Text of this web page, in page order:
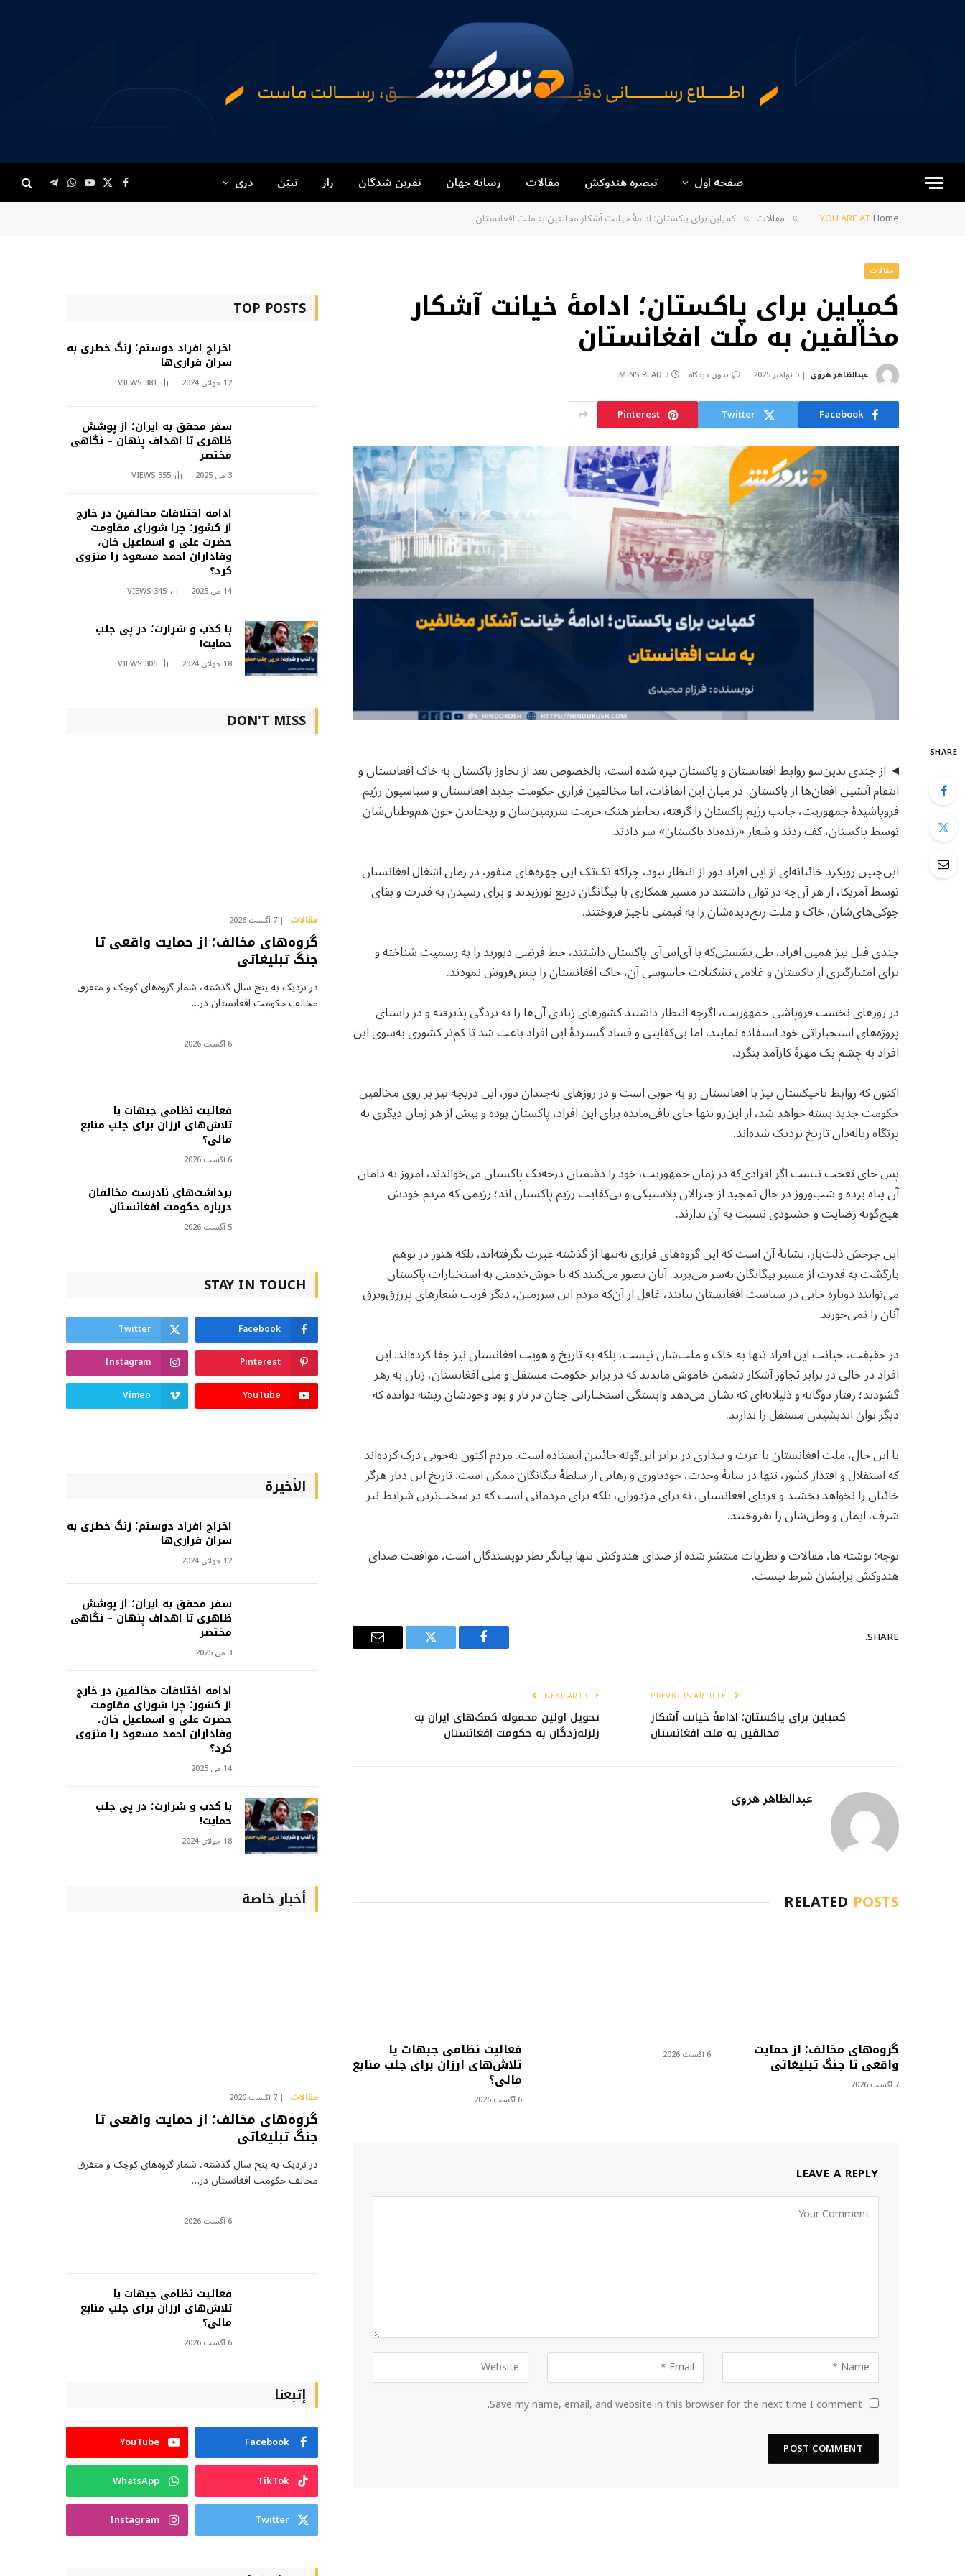
صفحه اول تبصره هندوکش مقالات رسانه جهان نفرین شدگان راز تبیّن دری Facebook
X
(Twitter)
YouTube
WhatsApp
Telegram
YOU ARE AT:Home
» مقالات » کمپاین برای پاکستان؛ ادامهٔ خیانت آشکار مخالفین به ملت افغانستان
مقالات
کمپاین برای پاکستان؛ ادامهٔ خیانت آشکار
مخالفین به ملت افغانستان
عبدالظاهر هروی 5 نوامبر 2025 بدون دیدگاه 3 MINS READ
Facebook
Twitter
Pinterest
SHARE
از چندی بدین‌سو روابط افغانستان و پاکستان تیره شده است، بالخصوص بعد از تجاوز پاکستان به خاک افغانستان و
انتقام آتشین افغان‌ها از پاکستان. در میان این اتفاقات، اما مخالفین فراری حکومت جدید افغانستان و سیاسیون رژیم
فروپاشیدهٔ جمهوریت، جانب رژیم پاکستان را گرفته، بخاطر هتک حرمت سرزمین‌شان و ریختاندن خون هم‌وطنان‌شان
توسط پاکستان، کف زدند و شعار «زنده‌باد پاکستان» سر دادند.
این‌چنین رویکرد خائنانه‌ای از این افراد دور از انتظار نبود، چراکه تک‌تک این چهره‌های منفور، در زمان اشغال افغانستان
توسط آمریکا، از هر آن‌چه در توان داشتند در مسیر همکاری با بیگانگان دریغ نورزیدند و برای رسیدن به قدرت و بقای
چوکی‌های‌شان، خاک و ملت رنج‌دیده‌شان را به قیمتی ناچیز فروختند.
چندی قبل نیز همین افراد، طی نشستی‌که با آی‌اس‌آی پاکستان داشتند، خط فرضی دیورند را به رسمیت شناخته و
برای امتیازگیری از پاکستان و غلامی تشکیلات جاسوسی آن، خاک افغانستان را پیش‌فروش نمودند.
در روزهای نخست فروپاشی جمهوریت، اگرچه انتظار داشتند کشورهای زیادی آن‌ها را به بردگی پذیرفته و در راستای
پروژه‌های استخباراتی خود استفاده نمایند، اما بی‌کفایتی و فساد گستردهٔ این افراد باعث شد تا کم‌تر کشوری به‌سوی این
افراد به چشم یک مهرهٔ کارآمد بنگرد.
اکنون که روابط تاجیکستان نیز با افغانستان رو به خوبی است و در روزهای نه‌چندان دور، این دریچه نیز بر روی مخالفین
حکومت جدید بسته خواهد شد، از این‌رو تنها جای باقی‌مانده برای این افراد، پاکستان بوده و بیش از هر زمان دیگری به
پرتگاه زباله‌دان تاریخ نزدیک شده‌اند.
پس جای تعجب نیست اگر افرادی‌که در زمان جمهوریت، خود را دشمنان درجه‌یک پاکستان می‌خواندند، امروز به دامان
آن پناه برده و شب‌وروز در حال تمجید از جنرالان پلاستیکی و بی‌کفایت رژیم پاکستان اند؛ رژیمی که مردم خودش
هیچ‌گونه رضایت و خشنودی نسبت به آن ندارند.
این چرخش ذلت‌بار، نشانهٔ آن است که این گروه‌های فراری نه‌تنها از گذشته عبرت نگرفته‌اند، بلکه هنوز در توهم
بازگشت به قدرت از مسیر بیگانگان به‌سر می‌برند. آنان تصور می‌کنند که با خوش‌خدمتی به استخبارات پاکستان
می‌توانند دوباره جایی در سیاست افغانستان بیابند، غافل از آن‌که مردم این سرزمین، دیگر فریب شعارهای پرزرق‌وبرق
آنان را نمی‌خورند.
در حقیقت، خیانت این افراد تنها به خاک و ملت‌شان نیست، بلکه به تاریخ و هویت افغانستان نیز جفا کرده‌اند. این
افراد در حالی در برابر تجاوز آشکار دشمن خاموش ماندند که در برابر حکومت مستقل و ملی افغانستان، زبان به زهر
گشودند؛ رفتار دوگانه و ذلیلانه‌ای که نشان می‌دهد وابستگی استخباراتی چنان در تار و پود وجودشان ریشه دوانده که
دیگر توان اندیشیدن مستقل را ندارند.
با این حال، ملت افغانستان با عزت و بیداری در برابر این‌گونه خائنین ایستاده است. مردم اکنون به‌خوبی درک کرده‌اند
که استقلال و اقتدار کشور، تنها در سایهٔ وحدت، خودباوری و رهایی از سلطهٔ بیگانگان ممکن است. تاریخ این دیار هرگز
خائنان را نخواهد بخشید و فردای افغانستان، نه برای مزدوران، بلکه برای مردمانی است که در سخت‌ترین شرایط نیز
شرف، ایمان و وطن‌شان را نفروختند.
توجه: نوشته ها، مقالات و نظریات منتشر شده از صدای هندوکش تنها بیانگر نظر نویسندگان است، موافقت صدای
هندوکش برایشان شرط نیست.
SHARE.
Facebook
Twitter
Email
کمپاین برای پاکستان؛ ادامهٔ خیانت آشکار
مخالفین به ملت افغانستان
NEXT ARTICLE
تحویل اولین محموله کمک‌های ایران به
زلزله‌زدگان به حکومت افغانستان
عبدالظاهر هروی
RELATED POSTS
گروه‌های مخالف؛ از حمایت
واقعی تا جنگ تبلیغاتی
7 آگست 2026
6 آگست 2026 فعالیت نظامی جبهات یا
تلاش‌های ارزان برای جلب منابع
مالی؟
6 آگست 2026
LEAVE A REPLY
Save my name, email, and website in this browser for the next time I comment.
TOP POSTS
اخراج افراد دوستم؛ زنگ خطری به
سران فراری‌ها
12 جولای 2024 381
VIEWS
سفر محقق به ایران؛ از پوشش
ظاهری تا اهداف پنهان – نگاهی
مختصر
3 می 2025 355
VIEWS
ادامه اختلافات مخالفین در خارج
از کشور؛ چرا شورای مقاومت
حضرت علی و اسماعیل خان،
وفاداران احمد مسعود را منزوی
کرد؟
14 می 2025 345
VIEWS
با کذب و شرارت؛ در پی جلب
حمایت!
18 جولای 2024 306
VIEWS
DON'T MISS
مقالات 7 آگست 2026
گروه‌های مخالف؛ از حمایت واقعی تا
جنگ تبلیغاتی
در نزدیک به پنج سال گذشته، شمار گروه‌های کوچک و متفرق
مخالف حکومت افغانستان در…
6 آگست 2026
فعالیت نظامی جبهات یا
تلاش‌های ارزان برای جلب منابع
مالی؟
6 آگست 2026
برداشت‌های نادرست مخالفان
درباره حکومت افغانستان
5 آگست 2026
STAY IN TOUCH
Facebook
Twitter
Pinterest
Instagram
YouTube
Vimeo
الأخيرة
اخراج افراد دوستم؛ زنگ خطری به
سران فراری‌ها
12 جولای 2024
سفر محقق به ایران؛ از پوشش
ظاهری تا اهداف پنهان – نگاهی
مختصر
3 می 2025
ادامه اختلافات مخالفین در خارج
از کشور؛ چرا شورای مقاومت
حضرت علی و اسماعیل خان،
وفاداران احمد مسعود را منزوی
کرد؟
14 می 2025
با کذب و شرارت؛ در پی جلب
حمایت!
18 جولای 2024
أخبار خاصة
مقالات 7 آگست 2026
گروه‌های مخالف؛ از حمایت واقعی تا
جنگ تبلیغاتی
در نزدیک به پنج سال گذشته، شمار گروه‌های کوچک و متفرق
مخالف حکومت افغانستان در…
6 آگست 2026
فعالیت نظامی جبهات یا
تلاش‌های ارزان برای جلب منابع
مالی؟
6 آگست 2026
إتبعنا
Facebook
YouTube
TikTok
WhatsApp
Twitter
Instagram